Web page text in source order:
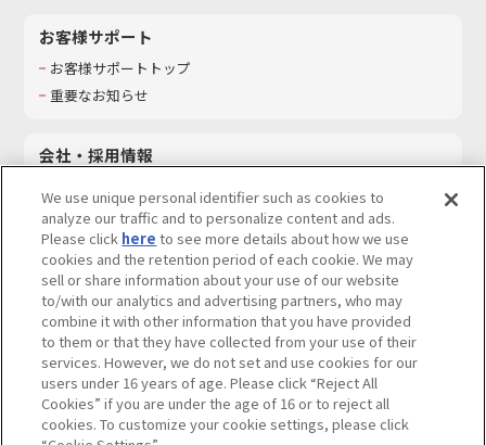
お客様サポート
お客様サポートトップ
重要なお知らせ
会社・採用情報
採用情報
サステナビリティ
お問い合わせ
ウェブサイトご利用条件 ソーシャルメディアポリシー
個人情報及び特定個人情報等の取り扱いに関する保護方針
Do Not Sell or Share My Personal Information著作権・商標について
We use unique personal identifier such as cookies to
analyze our traffic and to personalize content and ads.
Please click here to see more details about how we use
cookies and the retention period of each cookie. We may
sell or share information about your use of our website
to/with our analytics and advertising partners, who may
combine it with other information that you have provided
to them or that they have collected from your use of their
services. However, we do not set and use cookies for our
users under 16 years of age. Please click “Reject All
Cookies” if you are under the age of 16 or to reject all
cookies. To customize your cookie settings, please click